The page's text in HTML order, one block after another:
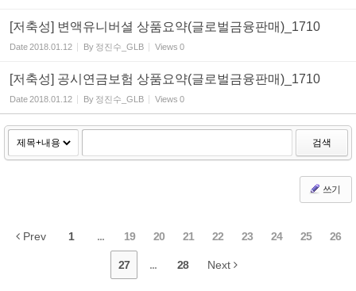
[저축성] 변액유니버셜 상품요약(글로벌금융판매)_1710
Date2018.01.12 By 정진수_GLB Views 0
[저축성] 공시연금보험 상품요약(글로벌금융판매)_1710
Date2018.01.12 By 정진수_GLB Views 0
검색
쓰기
Prev 1 ... 19 20 21 22 23 24 25 26
27 ... 28 Next